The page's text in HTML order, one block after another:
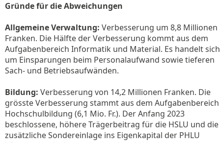
Gründe für die Abweichungen
Allgemeine Verwaltung: Verbesserung um 8,8 Millionen
Franken. Die Hälfte der Verbesserung kommt aus dem
Aufgabenbereich Informatik und Material. Es handelt sich
um Einsparungen beim Personalaufwand sowie tieferen
Sach- und Betriebsaufwänden.
Bildung: Verbesserung von 14,2 Millionen Franken. Die
grösste Verbesserung stammt aus dem Aufgabenbereich
Hochschulbildung (6,1 Mio. Fr.). Der Anfang 2023
beschlossene, höhere Trägerbeitrag für die HSLU und die
zusätzliche Sondereinlage ins Eigenkapital der PHLU